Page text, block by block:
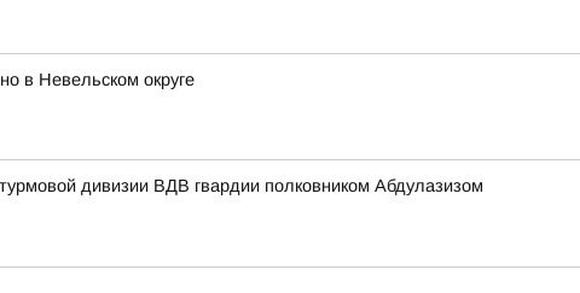
в Невельском округе
дивизии ВДВ гвардии полковником Абдулазизом